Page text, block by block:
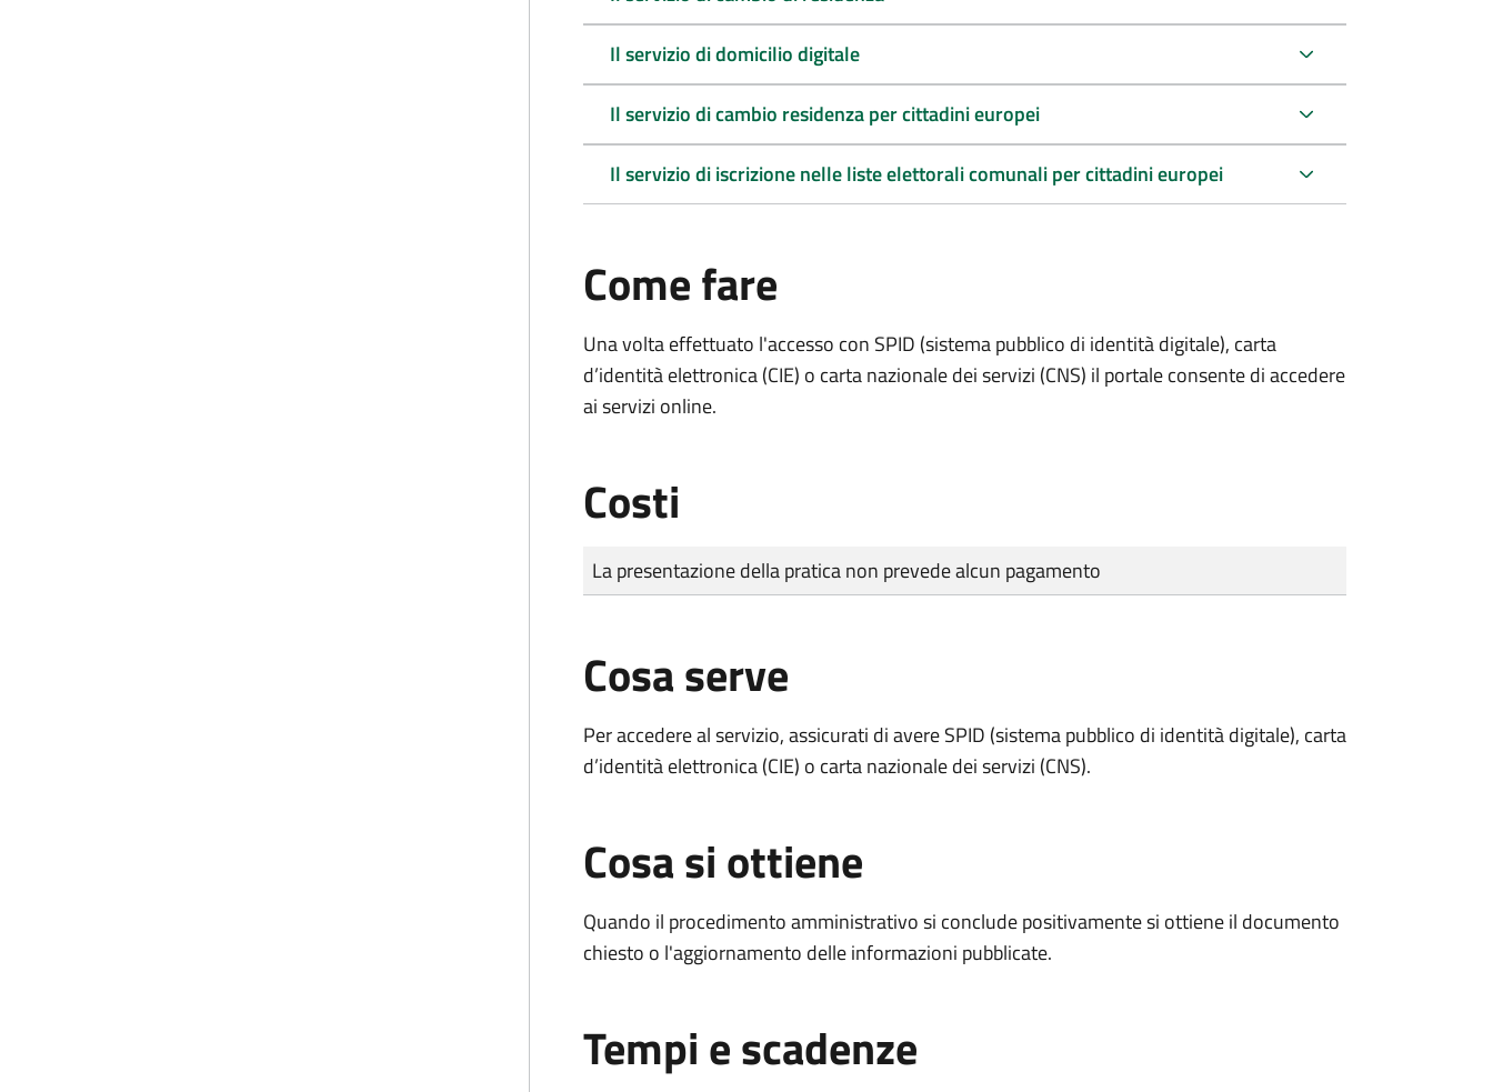
Il servizio di domicilio digitale
Il servizio di cambio residenza per cittadini europei
Il servizio di iscrizione nelle liste elettorali comunali per cittadini europei
Come fare
Una volta effettuato l'accesso con SPID (sistema pubblico di identità digitale), carta
d’identità elettronica (CIE) o carta nazionale dei servizi (CNS) il portale consente di accedere
ai servizi online.
Costi
Tipo di pagamento
Importo
La presentazione della pratica non prevede alcun pagamento
Cosa serve
Per accedere al servizio, assicurati di avere SPID (sistema pubblico di identità digitale), carta
d’identità elettronica (CIE) o carta nazionale dei servizi (CNS).
Cosa si ottiene
Quando il procedimento amministrativo si conclude positivamente si ottiene il documento
chiesto o l'aggiornamento delle informazioni pubblicate.
Tempi e scadenze